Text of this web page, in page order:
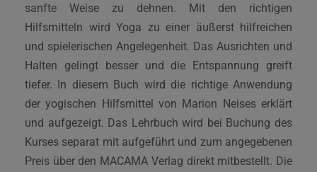
sanfte Weise zu dehnen. Mit den richtigen
Hilfsmitteln wird Yoga zu einer äußerst hilfreichen
und spielerischen Angelegenheit. Das Ausrichten und
Halten gelingt besser und die Entspannung greift
tiefer. In diesem Buch wird die richtige Anwendung
der yogischen Hilfsmittel von Marion Neises erklärt
und aufgezeigt. Das Lehrbuch wird bei Buchung des
Kurses separat mit aufgeführt und zum angegebenen
Preis über den MACAMA Verlag direkt mitbestellt. Die